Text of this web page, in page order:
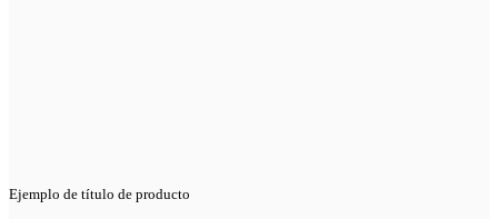
Ejemplo de título de producto